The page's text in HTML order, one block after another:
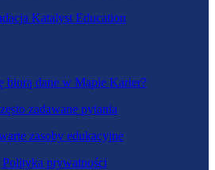
biorą dane w Mapie Karier?
zadawane pytania
zasoby edukacyjne
Polityka prywatności
Katalyst Education